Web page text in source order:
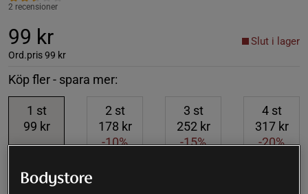
2 recensioner
99 kr
Ord.pris99 kr
Slut i lager
Köp fler - spara mer:
1 st
99 kr
2 st
178 kr
-10%
3 st
252 kr
-15%
4st
317 kr
-20%